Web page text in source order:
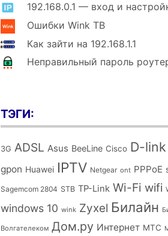
192.168.0.1 — вход и
Ошибки Wink ТВ
Как зайти на 192.168.1.1
Неправильный пароль
ТЭГИ:
3G ADSL Asus BeeLine Cisco D-link
gpon Huawei IPTV Netgear ont PPPoE
Sagemcom 2804 STB TP-Link Wi-Fi wifi
windows 10 wink Zyxel Билайн
Волгателеком Дом.ру Интернет МТС